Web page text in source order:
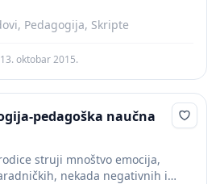
Pedagogija, Skripte
13. oktobar 2015.
pedagoška naučna
struji mnoštvo emocija,
nekada negativnih i